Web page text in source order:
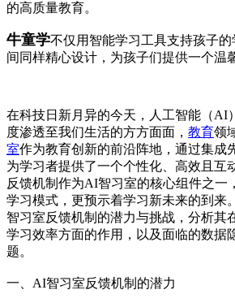
的高质量教育。
牛童学不仅用智能学习工具支持孩子
间同样精心设计，为孩子们提供一个温
在科技日新月异的今天，人工智能（AI
度渗透至我们生活的方方面面， 教育领
室作为教育创新的前沿阵地，通过集成
为学习者提供了一个个性化、高效且互
反馈机制作为AI智习室的核心组件之一
学习模式，更预示着学习新未来的到来
智习室反馈机制的潜力与挑战，分析其
学习效率方面的作用，以及面临的数据
题。
一、AI智习室反馈机制的潜力